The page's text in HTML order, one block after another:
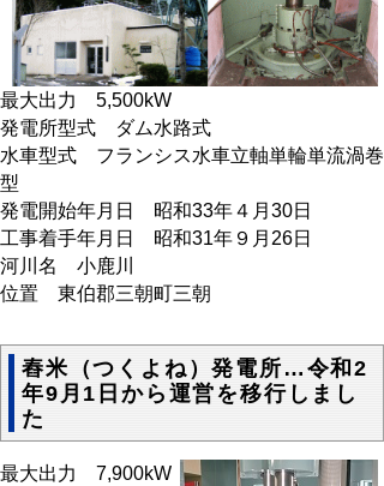
最大出力 5,500kW
発電所型式 ダム水路式
水車型式 フランシス水車立軸単輪単流渦巻
型
発電開始年月日 昭和33年４月30日
工事着手年月日 昭和31年９月26日
河川名 小鹿川
位置 東伯郡三朝町三朝
舂米（つくよね）発電所…令和2
年9月1日から運営を移行しまし
た
最大出力 7,900kW